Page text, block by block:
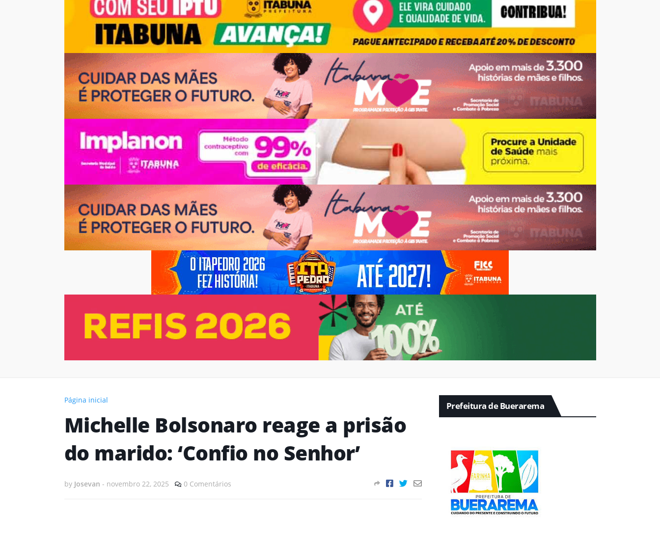
Página inicial
Michelle Bolsonaro reage a prisão
do marido: ‘Confio no Senhor’
by Josevan - novembro 22, 2025 0 Comentários
Prefeitura de Buerarema